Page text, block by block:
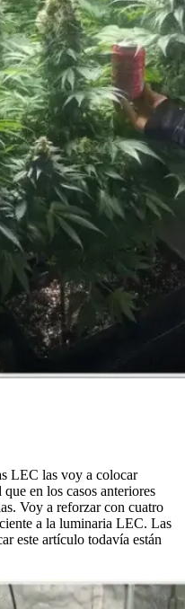
LEC las voy a colocar
en los casos anteriores
Voy a reforzar con cuatro
a la luminaria LEC. Las
este artículo todavía están